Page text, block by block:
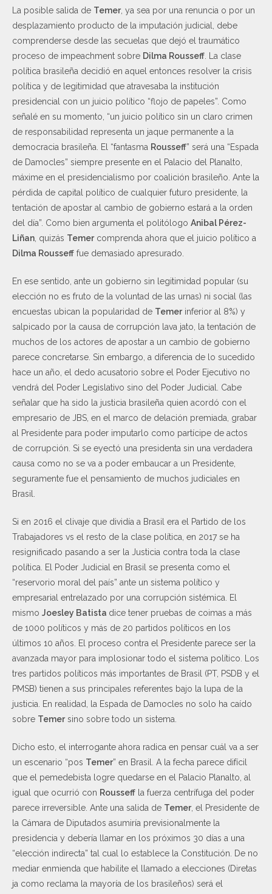
La posible salida de Temer, ya sea por una renuncia o por un
desplazamiento producto de la imputación judicial, debe
comprenderse desde las secuelas que dejó el traumático
proceso de impeachment sobre Dilma Rousseff . La clase
política brasileña decidió en aquel entonces resolver la crisis
política y de legitimidad que atravesaba la institución
presidencial con un juicio político “flojo de papeles”. Como
señalé en su momento, “un juicio político sin un claro crimen
de responsabilidad representa un jaque permanente a la
democracia brasileña. El “fantasma Rousseff” será una “Espada
de Damocles” siempre presente en el Palacio del Planalto,
máxime en el presidencialismo por coalición brasileño. Ante la
pérdida de capital político de cualquier futuro presidente, la
tentación de apostar al cambio de gobierno estará a la orden
del día”. Como bien argumenta el politólogo Anibal Pérez-
Liñan , quizás Temercomprenda ahora que el juicio político a
Dilma Rousseff fue demasiado apresurado.
En ese sentido, ante un gobierno sin legitimidad popular (su
elección no es fruto de la voluntad de las urnas) ni social (las
encuestas ubican la popularidad de Temerinferior al 8%) y
salpicado por la causa de corrupción lava jato, la tentación de
muchos de los actores de apostar a un cambio de gobierno
parece concretarse. Sin embargo, a diferencia de lo sucedido
hace un año, el dedo acusatorio sobre el Poder Ejecutivo no
vendrá del Poder Legislativo sino del Poder Judicial. Cabe
señalar que ha sido la justicia brasileña quien acordó con el
empresario de JBS, en el marco de delación premiada, grabar
al Presidente para poder imputarlo como partícipe de actos
de corrupción. Si se eyectó una presidenta sin una verdadera
causa como no se va a poder embaucar a un Presidente,
seguramente fue el pensamiento de muchos judiciales en
Brasil.
Si en 2016 el clivaje que dividía a Brasil era el Partido de los
Trabajadores vs el resto de la clase política, en 2017 se ha
resignificado pasando a ser la Justicia contra toda la clase
política. El Poder Judicial en Brasil se presenta como el
“reservorio moral del país” ante un sistema político y
empresarial entrelazado por una corrupción sistémica. El
mismo Joesley Batista dice tener pruebas de coimas a más
de 1000 políticos y más de 20 partidos políticos en los
últimos 10 años. El proceso contra el Presidente parece ser la
avanzada mayor para implosionar todo el sistema político. Los
tres partidos políticos más importantes de Brasil (PT, PSDB y el
PMSB) tienen a sus principales referentes bajo la lupa de la
justicia. En realidad, la Espada de Damocles no solo ha caído
sobre Temersino sobre todo un sistema.
Dicho esto, el interrogante ahora radica en pensar cuál va a ser
un escenario “pos Temer” en Brasil. A la fecha parece difícil
que el pemedebista logre quedarse en el Palacio Planalto, al
igual que ocurrió con Rousseff la fuerza centrífuga del poder
parece irreversible. Ante una salida de Temer, el Presidente de
la Cámara de Diputados asumiría previsionalmente la
presidencia y debería llamar en los próximos 30 días a una
“elección indirecta” tal cual lo establece la Constitución. De no
mediar enmienda que habilite el llamado a elecciones (Diretas
ja como reclama la mayoría de los brasileños) será el